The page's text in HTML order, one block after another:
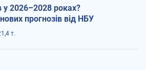
у 2026–2028 роках?
прогнозів від НБУ
т.